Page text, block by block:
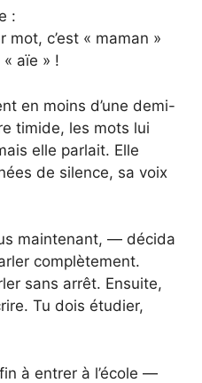
:
c’est « maman »
« aïe » !
en moins d’une demi-
timide, les mots lui
elle parlait. Elle
de silence, sa voix
maintenant, — décida
complètement.
sans arrêt. Ensuite,
Tu dois étudier,
à entrer à l’école —